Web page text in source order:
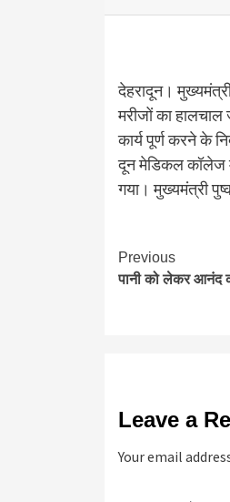
देहरादून।
मरीजों का हालचाल
कार्य पूर्ण करने के
दून मेडिकल कॉलेज
गया। मुख्यमंत्री
Continue
Reading
Previous
पानी को लेकर आनंद
Leave a
Your email